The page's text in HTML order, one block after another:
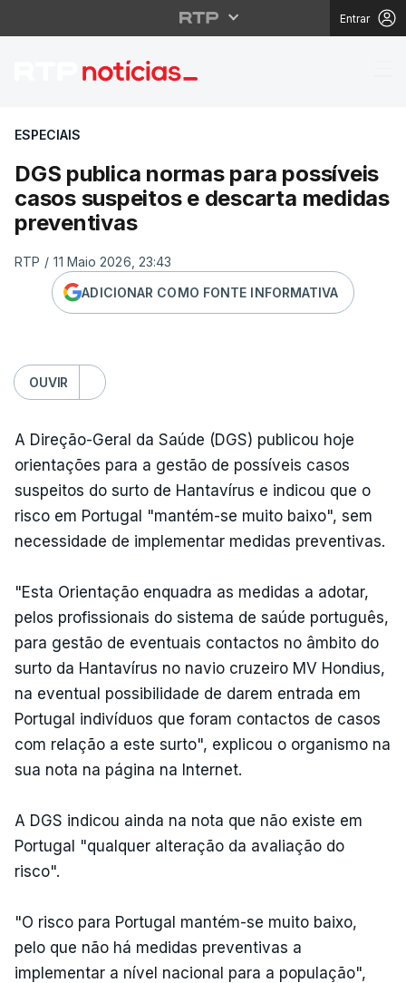
Entrar
DGS publica normas
ESPECIAIS
DGS publica normas para possíveis
casos suspeitos e descarta medidas
preventivas
RTP / 11 Maio 2026, 23:43
ADICIONAR COMO FONTE INFORMATIVA
OUVIR
A Direção-Geral da Saúde (DGS) publicou hoje
orientações para a gestão de possíveis casos
suspeitos do surto de Hantavírus e indicou que o
risco em Portugal "mantém-se muito baixo", sem
necessidade de implementar medidas preventivas.
"Esta Orientação enquadra as medidas a adotar,
pelos profissionais do sistema de saúde português,
para gestão de eventuais contactos no âmbito do
surto da Hantavírus no navio cruzeiro MV Hondius,
na eventual possibilidade de darem entrada em
Portugal indivíduos que foram contactos de casos
com relação a este surto", explicou o organismo na
sua nota na página na Internet.
A DGS indicou ainda na nota que não existe em
Portugal "qualquer alteração da avaliação do
risco".
"O risco para Portugal mantém-se muito baixo,
pelo que não há medidas preventivas a
implementar a nível nacional para a população",